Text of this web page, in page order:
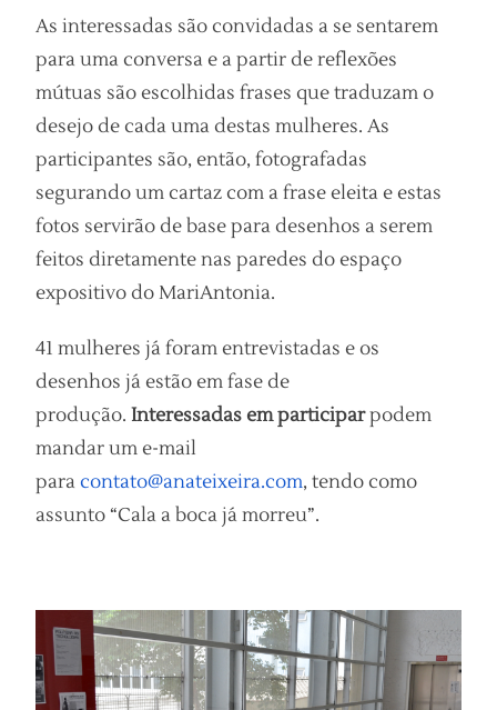
As interessadas são convidadas a se sentarem
para uma conversa e a partir de reflexões
mútuas são escolhidas frases que traduzam o
desejo de cada uma destas mulheres. As
participantes são, então, fotografadas
segurando um cartaz com a frase eleita e estas
fotos servirão de base para desenhos a serem
feitos diretamente nas paredes do espaço
expositivo do MariAntonia.
41 mulheres já foram entrevistadas e os
desenhos já estão em fase de
produção.Interessadas em participarpodem
mandar um e-mail
paracontato@anateixeira.com, tendo como
assunto “Cala a boca já morreu”.